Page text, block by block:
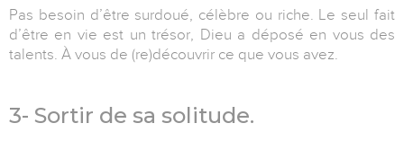
Pas besoin d’être surdoué, célèbre ou riche. Le seul fait
d’être en vie est un trésor, Dieu a déposé en vous des
talents. À vous de (re)découvrir ce que vous avez.
3- Sortir de sa solitude.